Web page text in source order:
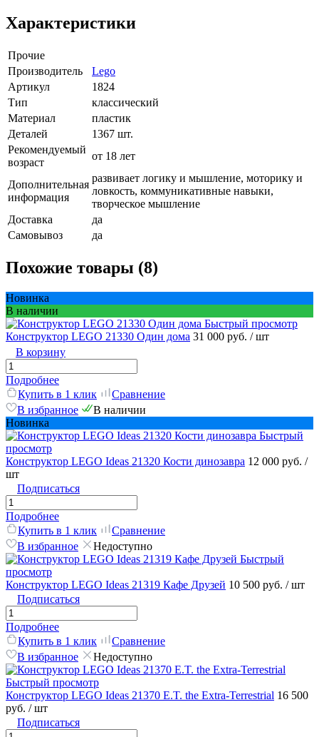
Характеристики
Прочие
Производитель
Lego
Артикул
1824
Тип
классический
Материал
пластик
Деталей
1367 шт.
Рекомендуемый
возраст
от 18 лет
Дополнительная
информация
развивает логику и мышление, моторику и
ловкость, коммуникативные навыки,
творческое мышление
Доставка
да
Самовывоз
да
Похожие товары (8)
Новинка
В наличии
Быстрый просмотр
Конструктор LEGO 21330 Один дома 31 000 руб. / шт
В корзину
Подробнее
Купить в 1 клик
Сравнение
В избранное
В наличии
Новинка
Быстрый
просмотр
Конструктор LEGO Ideas 21320 Кости динозавра 12 000 руб. /
шт
Подписаться
Подробнее
Купить в 1 клик
Сравнение
В избранное
Недоступно
Быстрый
просмотр
Конструктор LEGO Ideas 21319 Кафе Друзей 10 500 руб. / шт
Подписаться
Подробнее
Купить в 1 клик
Сравнение
В избранное
Недоступно
Быстрый просмотр
Конструктор LEGO Ideas 21370 E.T. the Extra-Terrestrial 16 500
руб. / шт
Подписаться